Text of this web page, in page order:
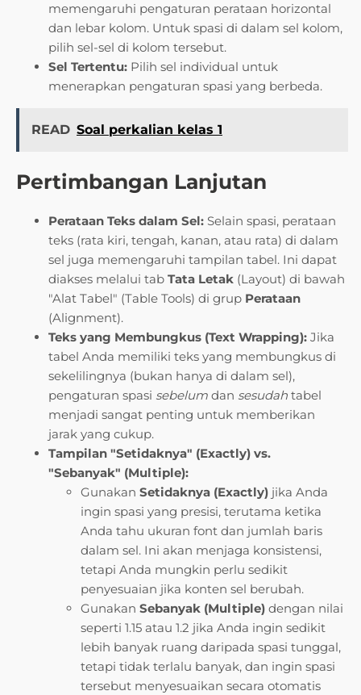
memengaruhi pengaturan perataan horizontal
dan lebar kolom. Untuk spasi di dalam sel kolom,
pilih sel-sel di kolom tersebut.
Sel Tertentu: Pilih sel individual untuk
menerapkan pengaturan spasi yang berbeda.
READ Soal perkalian kelas 1
Pertimbangan Lanjutan
Perataan Teks dalam Sel: Selain spasi, perataan
teks (rata kiri, tengah, kanan, atau rata) di dalam
sel juga memengaruhi tampilan tabel. Ini dapat
diakses melalui tab Tata Letak (Layout) di bawah
"Alat Tabel" (Table Tools) di grup Perataan
(Alignment).
Teks yang Membungkus (Text Wrapping): Jika
tabel Anda memiliki teks yang membungkus di
sekelilingnya (bukan hanya di dalam sel),
pengaturan spasi sebelum dan sesudah tabel
menjadi sangat penting untuk memberikan
jarak yang cukup.
Tampilan "Setidaknya" (Exactly) vs.
"Sebanyak" (Multiple):
Gunakan Setidaknya (Exactly) jika Anda
ingin spasi yang presisi, terutama ketika
Anda tahu ukuran font dan jumlah baris
dalam sel. Ini akan menjaga konsistensi,
tetapi Anda mungkin perlu sedikit
penyesuaian jika konten sel berubah.
Gunakan Sebanyak (Multiple) dengan nilai
seperti 1.15 atau 1.2 jika Anda ingin sedikit
lebih banyak ruang daripada spasi tunggal,
tetapi tidak terlalu banyak, dan ingin spasi
tersebut menyesuaikan secara otomatis